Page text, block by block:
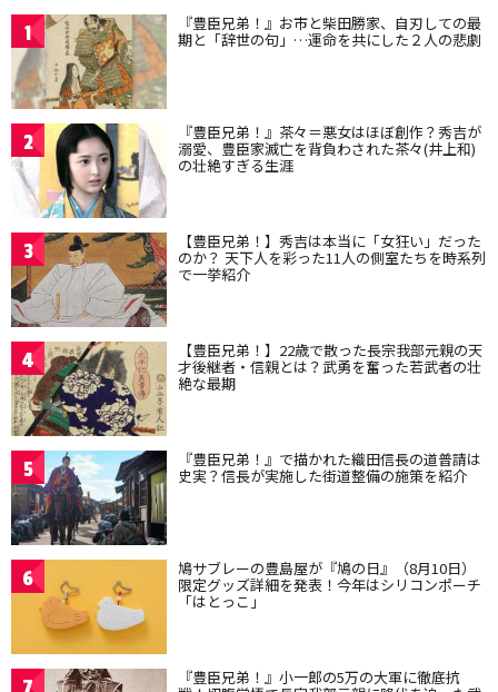
1 『豊臣兄弟！』お市と柴田勝家、自刃しての最
期と「辞世の句」…運命を共にした２人の悲劇
2 『豊臣兄弟！』茶々＝悪女はほぼ創作？秀吉が
溺愛、豊臣家滅亡を背負わされた茶々(井上和)
の壮絶すぎる生涯
3 【豊臣兄弟！】秀吉は本当に「女狂い」だった
のか？ 天下人を彩った11人の側室たちを時系列
で一挙紹介
4 【豊臣兄弟！】22歳で散った長宗我部元親の天
才後継者・信親とは？武勇を奮った若武者の壮
絶な最期
5 『豊臣兄弟！』で描かれた織田信長の道普請は
史実？信長が実施した街道整備の施策を紹介
6 鳩サブレーの豊島屋が『鳩の日』（8月10日）
限定グッズ詳細を発表！今年はシリコンポーチ
「はとっこ」
『豊臣兄弟！』小一郎の5万の大軍に徹底抗